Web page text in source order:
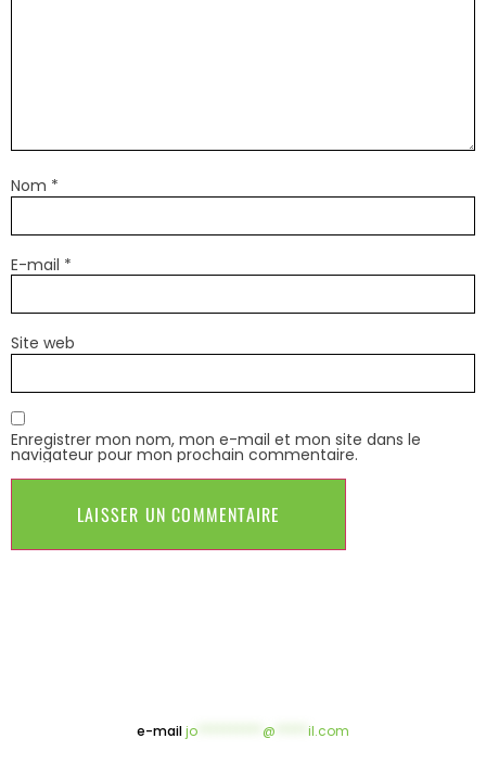
Nom *
E-mail *
Site web
Enregistrer mon nom, mon e-mail et mon site dans le
navigateur pour mon prochain commentaire.
e-mailjo @ il.com